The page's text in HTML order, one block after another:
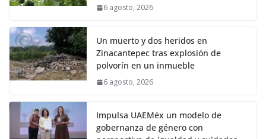
6 agosto, 2026
Un muerto y dos heridos en
Zinacantepec tras explosión de
polvorín en un inmueble
6 agosto, 2026
Impulsa UAEMéx un modelo de
gobernanza de género con